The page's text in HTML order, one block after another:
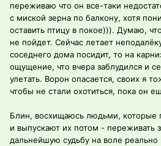
переживаю что он все-таки
с миской зерна по балкону, хотя
оставить птицу в покое))). Думаю,
не пойдет. Сейчас летает
соседнего дома посидит, то на
ощущение, что вчера заблудился и
улетать. Ворон опасается, своих я
чтобы не стали охотиться, пока он
Блин, восхищаюсь людьми, которые
и выпускают их потом - переживать
дальнейшую судьбу на воле реально